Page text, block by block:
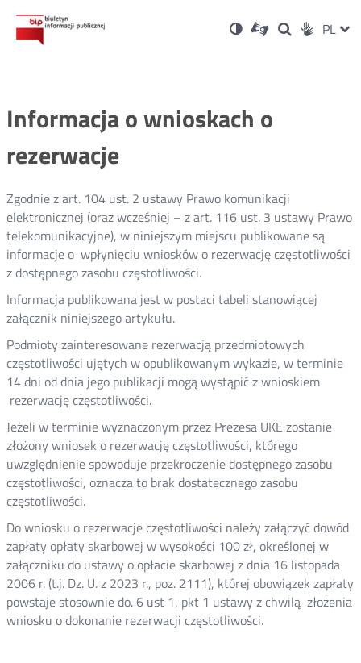
Ustawienia
Wersja
kontrastowa
Dla
niesłyszących
OtwórzOtwórz
w
Otwórz
w
Social PL
Informacja o wnioskach o
rezerwacje
Zgodnie z art. 104 ust. 2 ustawy Prawo komunikacji
elektronicznej (oraz wcześniej – z art. 116 ust. 3 ustawy Prawo
telekomunikacyjne), w niniejszym miejscu publikowane są
informacje o wpłynięciu wniosków o rezerwację częstotliwości
z dostępnego zasobu częstotliwości.
Informacja publikowana jest w postaci tabeli stanowiącej
załącznik niniejszego artykułu.
Podmioty zainteresowane rezerwacją przedmiotowych
częstotliwości ujętych w opublikowanym wykazie, w terminie
14 dni od dnia jego publikacji mogą wystąpić z wnioskiem
rezerwację częstotliwości.
Jeżeli w terminie wyznaczonym przez Prezesa UKE zostanie
złożony wniosek o rezerwację częstotliwości, którego
uwzględnienie spowoduje przekroczenie dostępnego zasobu
częstotliwości, oznacza to brak dostatecznego zasobu
częstotliwości.
Do wniosku o rezerwacje częstotliwości należy załączyć dowód
zapłaty opłaty skarbowej w wysokości 100 zł, określonej w
załączniku do ustawy o opłacie skarbowej z dnia 16 listopada
2006 r. (t.j. Dz. U. z 2023 r., poz. 2111), której obowiązek zapłaty
powstaje stosownie do. 6 ust 1, pkt 1 ustawy z chwilą złożenia
wniosku o dokonanie rezerwacji częstotliwości.